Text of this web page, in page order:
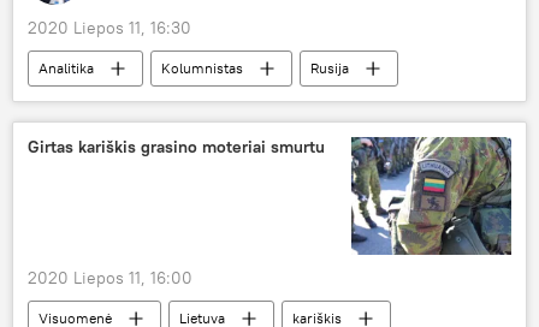
2020 Liepos 11, 16:30
Analitika Kolumnistas
Rusija
ginklai
karinė technika
Girtas kariškis grasino moteriai smurtu
2020 Liepos 11, 16:00
Visuomenė Lietuva
kariškis